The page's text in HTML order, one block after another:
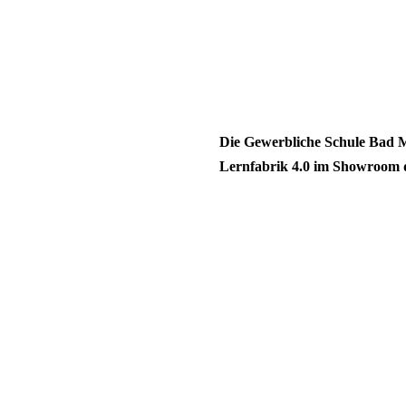
Die Gewerbliche Schule Bad
Lernfabrik 4.0 im Showroom